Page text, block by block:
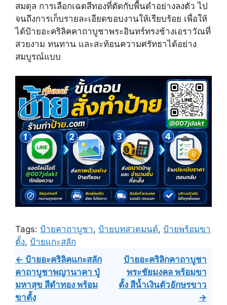
สมดุล การเลือกเฉดสีทองที่ตัดกับพื้นดำอย่างลงตัว ไป
จนถึงการเก็บรายละเอียดขอบงานให้เรียบร้อย เพื่อให้
ได้ป้ายอะคริลิคคาถาบูชาพระอินทร์ทรงช้างเอราวัณที่
สวยงาม ทนทาน และสะท้อนความศรัทธาได้อย่าง
สมบูรณ์แบบ
Tags: ป้ายคาถาบูชา, ป้ายบทสวดมนต์, ป้ายพร้อมขา
ตั้ง, ป้ายแกะสลัก
Post
navigation
← ป้ายอะคริลิคแกะสลัก
คาถาบูชาพญานาคา ปู่
มหาสุข สีดำทอง พร้อม
ขาตั้ง
ป้ายอะคริลิกคาถาบูชา
พระชัยมงคล พร้อมขา
ตั้ง สีน้ำเงินตัวอักษรขาว
→